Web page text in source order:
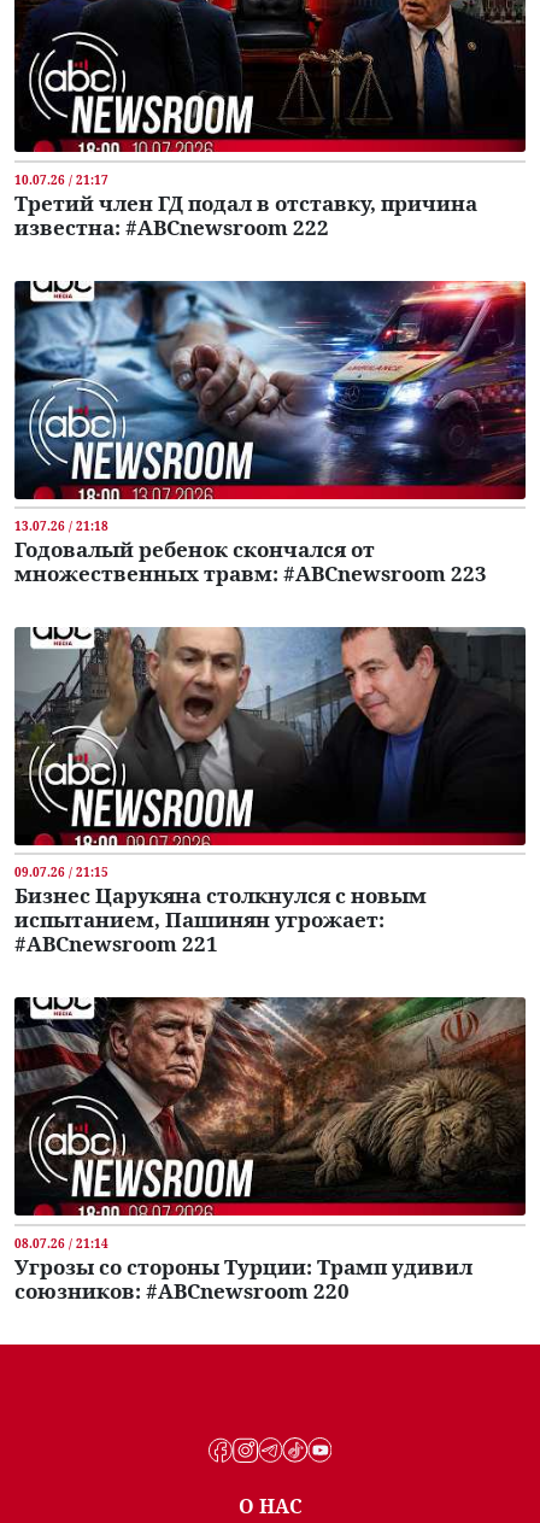
10.07.26 / 21:17
Третий член ГД подал в отставку, причина
известна: #ABCnewsroom 222
13.07.26 / 21:18
Годовалый ребенок скончался от
множественных травм: #ABCnewsroom 223
09.07.26 / 21:15
Бизнес Царукяна столкнулся с новым
испытанием, Пашинян угрожает:
#ABCnewsroom 221
08.07.26 / 21:14
Угрозы со стороны Турции: Трамп удивил
союзников: #ABCnewsroom 220
О НАС